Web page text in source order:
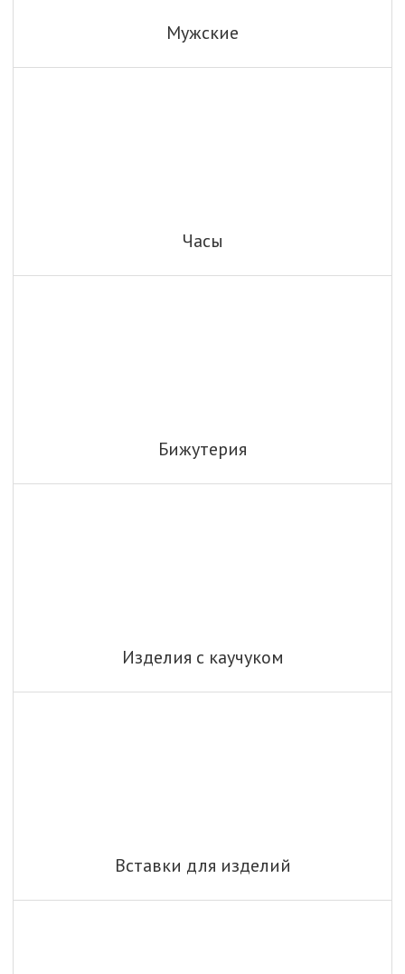
Мужские
Часы
Бижутерия
Изделия с каучуком
Вставки для изделий